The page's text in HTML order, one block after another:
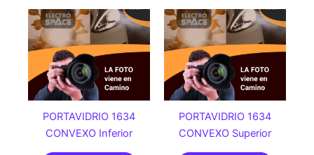
PORTAVIDRIO 1634
CONVEXO Inferior
PORTAVIDRIO 1634
CONVEXO Superior